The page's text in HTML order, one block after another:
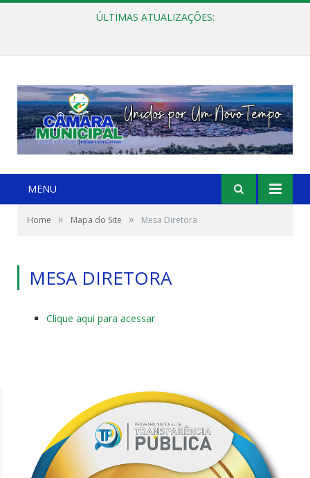
ÚLTIMAS ATUALIZAÇÕES:
MENU
Home » Mapa do Site » Mesa Diretora
MESA DIRETORA
Clique aqui para acessar